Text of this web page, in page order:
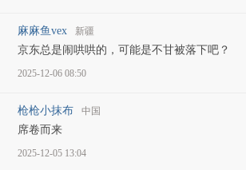
麻麻鱼vex 新疆
京东总是闹哄哄的，可能是不甘被落下吧？
2025-12-06 08:50
枪枪小抹布 中国
席卷而来
2025-12-05 13:04